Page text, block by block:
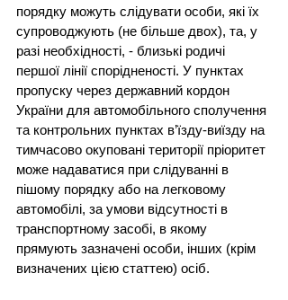
порядку можуть слідувати особи, які їх
супроводжують (не більше двох), та, у
разі необхідності, - близькі родичі
першої лінії спорідненості. У пунктах
пропуску через державний кордон
України для автомобільного сполучення
та контрольних пунктах в’їзду-виїзду на
тимчасово окуповані території пріоритет
може надаватися при слідуванні в
пішому порядку або на легковому
автомобілі, за умови відсутності в
транспортному засобі, в якому
прямують зазначені особи, інших (крім
визначених цією статтею) осіб.